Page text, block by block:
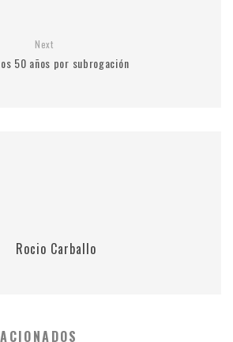
Next
50 años por subrogación
Rocio Carballo